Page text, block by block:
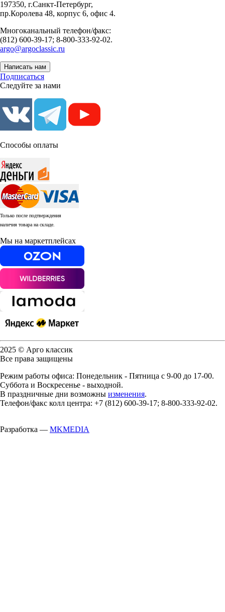
197350, г.Санкт-Петербург,
пр.Королева 48, корпус 6, офис 4.
Многоканальный телефон/факс:
(812) 600-39-17; 8-800-333-92-02.
argo@argoclassic.ru
Написать нам
Подписаться
Следуйте за нами
Способы оплаты
Только после подтверждения
наличия товара на складе.
Мы на маркетплейсах
2025 © Арго классик
Все права защищены
Режим работы офиса: Понедельник - Пятница с 9-00 до 17-00.
Суббота и Воскресенье - выходной.
В праздничные дни возможны изменения.
Телефон/факс колл центра: +7 (812) 600-39-17; 8-800-333-92-02.
Разработка — MKMEDIA